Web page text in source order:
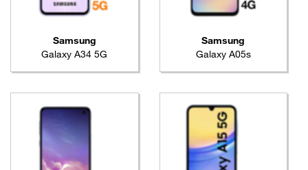
Samsung
Galaxy A34 5G
Samsung
Galaxy A05s